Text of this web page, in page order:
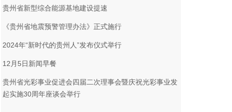
贵州省新型综合能源基地建设提速
《贵州省地震预警管理办法》正式施行
2024年“新时代的贵州人”发布仪式举行
12月5日新闻早餐
贵州省光彩事业促进会四届二次理事会暨庆祝光彩事业发
起实施30周年座谈会举行